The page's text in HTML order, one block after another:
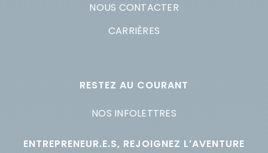
NOUS CONTACTER
CARRIÈRES
RESTEZ AU COURANT
NOS INFOLETTRES
ENTREPRENEUR.E.S, REJOIGNEZ L’AVENTURE